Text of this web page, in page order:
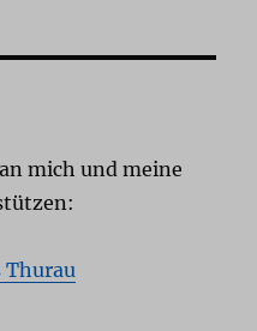
mich und meine
Thurau